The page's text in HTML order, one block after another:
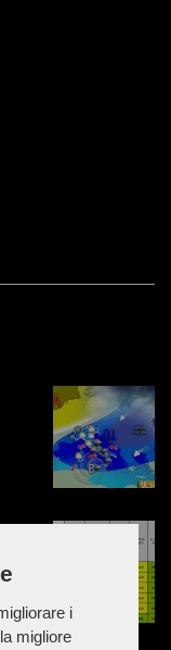
i
migliore